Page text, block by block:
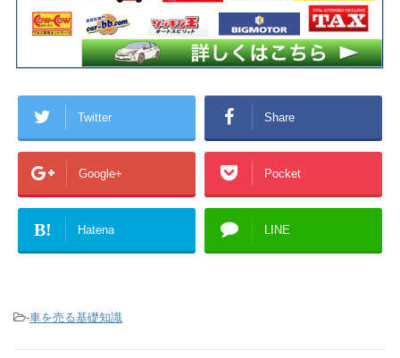
Twitter Share
Google+ Pocket
B! Hatena LINE
-車を売る基礎知識